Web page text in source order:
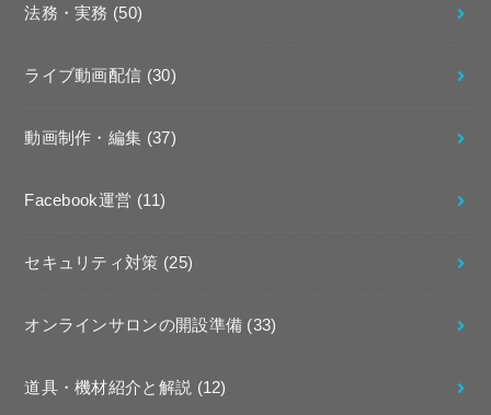
法務・実務 (50)
ライブ動画配信 (30)
動画制作・編集 (37)
Facebook運営 (11)
セキュリティ対策 (25)
オンラインサロンの開設準備 (33)
道具・機材紹介と解説 (12)